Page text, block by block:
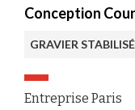
Conception
GRAVIER
Entreprise Paris